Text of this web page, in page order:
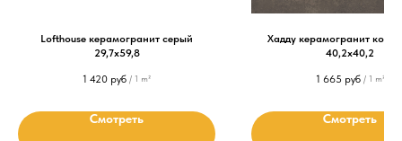
Lofthouse керамогранит серый
29,7х59,8
1 420 руб / 1 m²
Смотреть
Хадду керамогранит
40,2x40,2
1 665 руб / 1 m²
Смотреть